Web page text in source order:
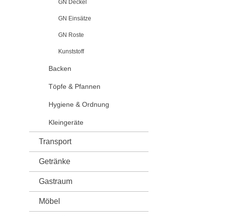
GN Deckel
GN Einsätze
GN Roste
Kunststoff
Backen
Töpfe & Pfannen
Hygiene & Ordnung
Kleingeräte
Transport
Getränke
Gastraum
Möbel